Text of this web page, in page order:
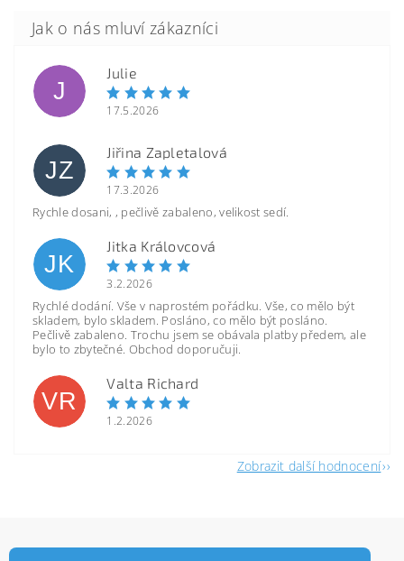
J
Julie
17.5.2026
JZ
Jiřina Zapletalová
17.3.2026
Rychle dosani, , pečlivě zabaleno, velikost sedí.
JK
Jitka Královcová
3.2.2026
Rychlé dodání. Vše v naprostém pořádku. Vše, co mělo být
skladem, bylo skladem. Posláno, co mělo být posláno.
Pečlivě zabaleno. Trochu jsem se obávala platby předem, ale
bylo to zbytečné. Obchod doporučuji.
VR
Valta Richard
1.2.2026
Zobrazit další hodnocení